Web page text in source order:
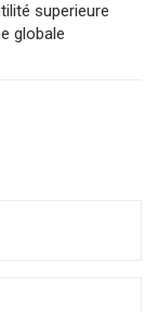
superieure
globale